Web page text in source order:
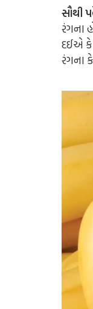
સૌથી
રંગના
દઈએ કે
રંગના